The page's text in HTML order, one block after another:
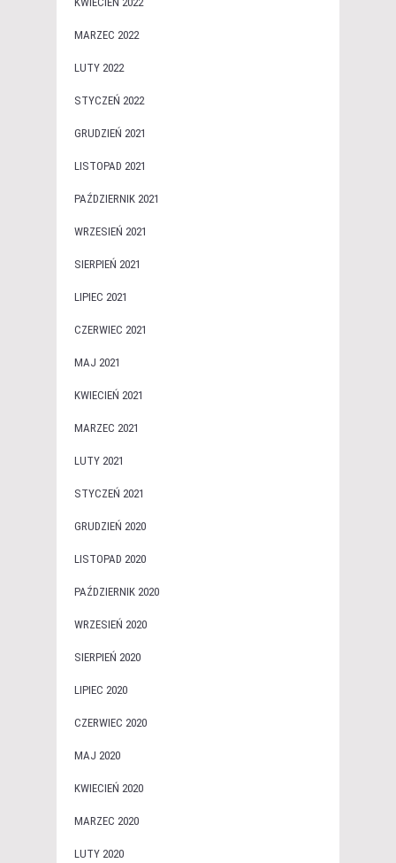
MARZEC 2022
LUTY 2022
STYCZEŃ 2022
GRUDZIEŃ 2021
LISTOPAD 2021
PAŹDZIERNIK 2021
WRZESIEŃ 2021
SIERPIEŃ 2021
LIPIEC 2021
CZERWIEC 2021
MAJ 2021
KWIECIEŃ 2021
MARZEC 2021
LUTY 2021
STYCZEŃ 2021
GRUDZIEŃ 2020
LISTOPAD 2020
PAŹDZIERNIK 2020
WRZESIEŃ 2020
SIERPIEŃ 2020
LIPIEC 2020
CZERWIEC 2020
MAJ 2020
KWIECIEŃ 2020
MARZEC 2020
LUTY 2020